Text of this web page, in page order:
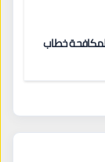
لمكافحة خطاب